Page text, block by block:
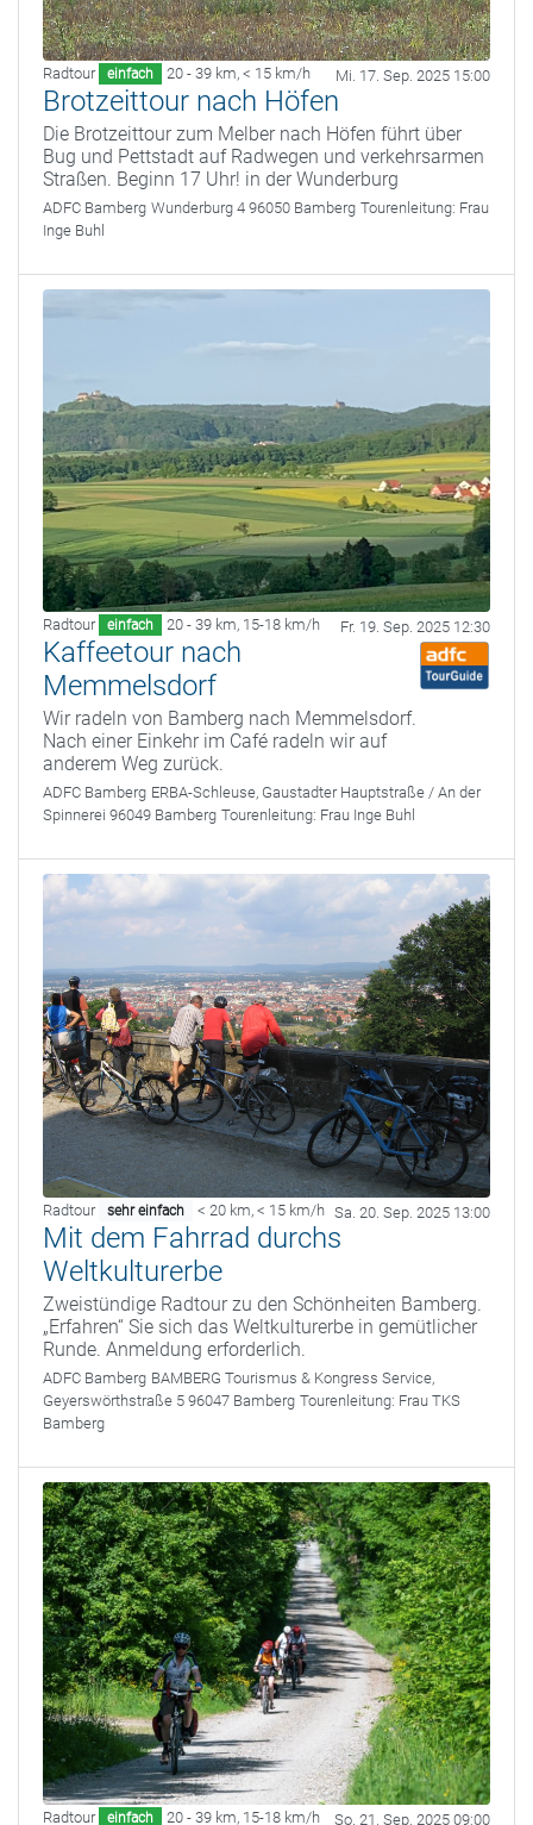
Radtour einfach 20 - 39 km, < 15 km/h Mi. 17. Sep. 2025 15:00
Brotzeittour nach Höfen
Die Brotzeittour zum Melber nach Höfen führt über
Bug und Pettstadt auf Radwegen und verkehrsarmen
Straßen. Beginn 17 Uhr! in der Wunderburg
ADFC Bamberg Wunderburg 4 96050 Bamberg Tourenleitung: Frau
Inge Buhl
Radtour einfach 20 - 39 km, 15-18 km/h Fr. 19. Sep. 2025 12:30
Kaffeetour nach
Memmelsdorf
Wir radeln von Bamberg nach Memmelsdorf.
Nach einer Einkehr im Café radeln wir auf
anderem Weg zurück.
ADFC Bamberg ERBA-Schleuse, Gaustadter Hauptstraße / An der
Spinnerei 96049 Bamberg Tourenleitung: Frau Inge Buhl
Radtour sehr einfach < 20 km, < 15 km/h Sa. 20. Sep. 2025 13:00
Mit dem Fahrrad durchs
Weltkulturerbe
Zweistündige Radtour zu den Schönheiten Bamberg.
„Erfahren“ Sie sich das Weltkulturerbe in gemütlicher
Runde. Anmeldung erforderlich.
ADFC Bamberg BAMBERG Tourismus & Kongress Service,
Geyerswörthstraße 5 96047 Bamberg Tourenleitung: Frau TKS
Bamberg
Radtour einfach 20 - 39 km, 15-18 km/h So. 21. Sep. 2025 09:00